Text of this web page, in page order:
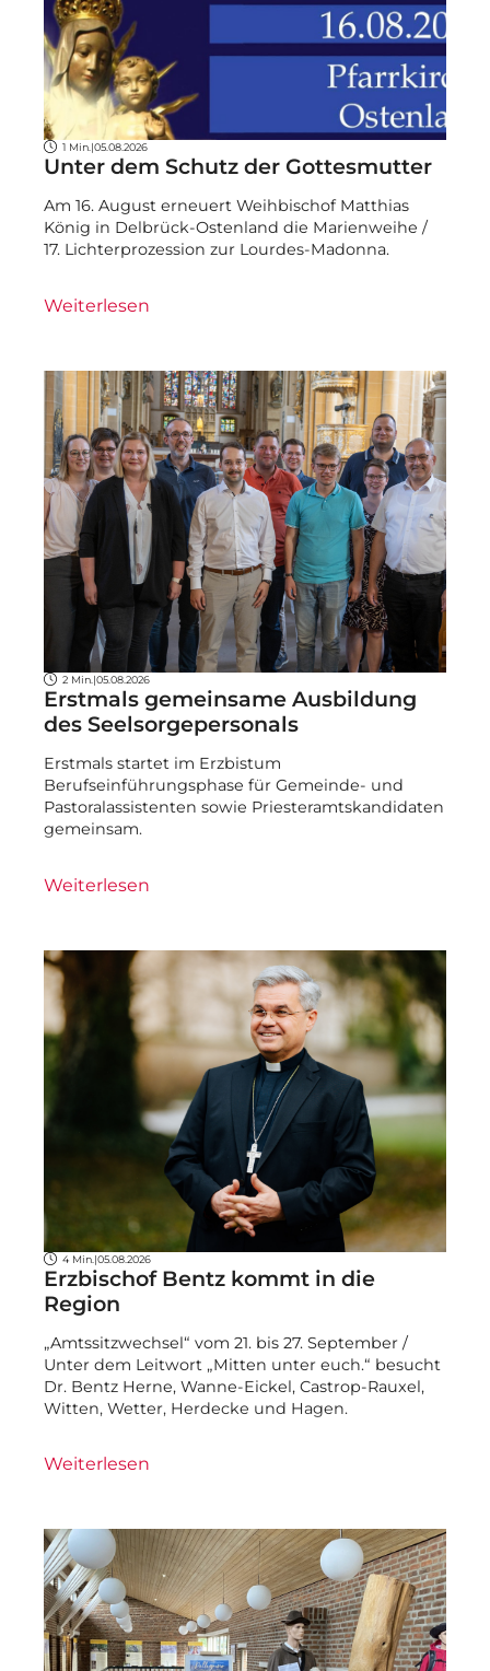
1 Min. |05.08.2026
Unter dem Schutz der Gottesmutter
Am 16. August erneuert Weihbischof Matthias
König in Delbrück-Ostenland die Marienweihe /
17. Lichterprozession zur Lourdes-Madonna.
Weiterlesen
2 Min. |05.08.2026
Erstmals gemeinsame Ausbildung
des Seelsorgepersonals
Erstmals startet im Erzbistum
Berufseinführungsphase für Gemeinde- und
Pastoralassistenten sowie Priesteramtskandidaten
gemeinsam.
Weiterlesen
4 Min. |05.08.2026
Erzbischof Bentz kommt in die
Region
„Amtssitzwechsel“ vom 21. bis 27. September /
Unter dem Leitwort „Mitten unter euch.“ besucht
Dr. Bentz Herne, Wanne-Eickel, Castrop-Rauxel,
Witten, Wetter, Herdecke und Hagen.
Weiterlesen